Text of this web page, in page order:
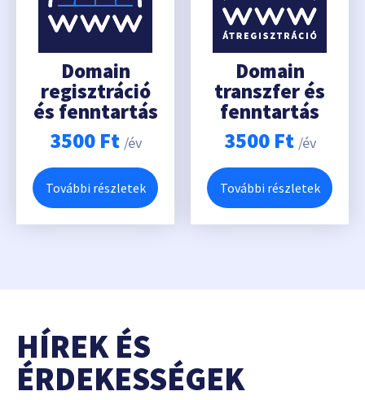
Domain
regisztráció
és fenntartás
3500 Ft /év
További részletek
Domain
transzfer és
fenntartás
3500 Ft /év
További részletek
HÍREK ÉS
ÉRDEKESSÉGEK